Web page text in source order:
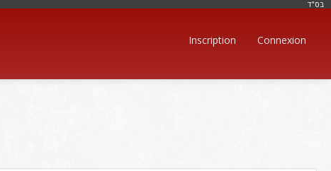
בּס"ד
Inscription Connexion